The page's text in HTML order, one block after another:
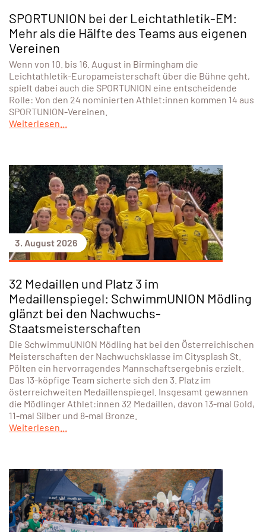
SPORTUNION bei der Leichtathletik-EM:
Mehr als die Hälfte des Teams aus eigenen
Vereinen
Wenn von 10. bis 16. August in Birmingham die
Leichtathletik-Europameisterschaft über die Bühne geht,
spielt dabei auch die SPORTUNION eine entscheidende
Rolle: Von den 24 nominierten Athlet:innen kommen 14 aus
SPORTUNION-Vereinen.
Weiterlesen...
3. August 2026
32 Medaillen und Platz 3 im
Medaillenspiegel: SchwimmUNION Mödling
glänzt bei den Nachwuchs-
Staatsmeisterschaften
Die SchwimmuUNION Mödling hat bei den Österreichischen
Meisterschaften der Nachwuchsklasse im Citysplash St.
Pölten ein hervorragendes Mannschaftsergebnis erzielt.
Das 13-köpfige Team sicherte sich den 3. Platz im
österreichweiten Medaillenspiegel. Insgesamt gewannen
die Mödlinger Athlet:innen 32 Medaillen, davon 13-mal Gold,
11-mal Silber und 8-mal Bronze.
Weiterlesen...